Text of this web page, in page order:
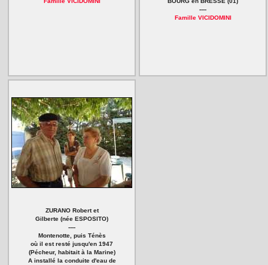
----
Famille VICIDOMINI
ZURANO Robert et
Gilberte (née ESPOSITO)
----
Montenotte, puis Ténès
où il est resté jusqu'en 1947
(Pécheur, habitait à la Marine)
A installé la conduite d'eau de